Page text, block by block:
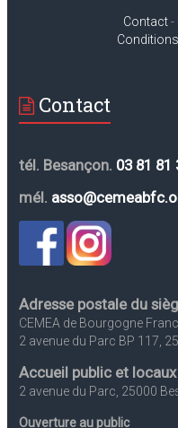
Contact-
Contact
tél. Besançon. 03 81 81
mél.
Adresse postale du
CEMEA de Bourgogne
2 avenue du Parc BP 117,
Accueil public et
2 avenue du Parc, 25000
Ouverture au public